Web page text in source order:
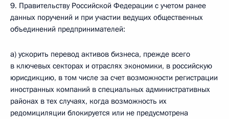
9. Правительству Российской Федерации с учетом ранее
данных поручений и при участии ведущих общественных
объединений предпринимателей:
а) ускорить перевод активов бизнеса, прежде всего
в ключевых секторах и отраслях экономики, в российскую
юрисдикцию, в том числе за счет возможности регистрации
иностранных компаний в специальных административных
районах в тех случаях, когда возможность их
редомициляции блокируется или не предусмотрена